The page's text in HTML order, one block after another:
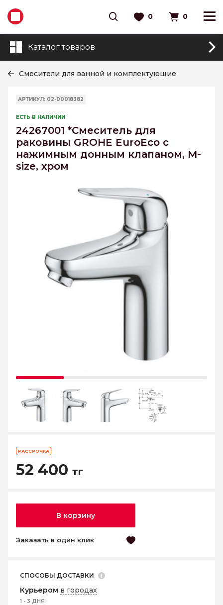
0 0
Каталог товаров
Смесители для ванной и комплектующие
АРТИКУЛ: 02-00018382
ЕСТЬ В НАЛИЧИИ
24267001 *Смеситель для
раковины GROHE EuroEco c
нажимным донным клапаном, M-
size, хром
РАССРОЧКА
52 400 тг
В корзину
Заказать в один клик
СПОСОБЫ ДОСТАВКИ
Курьером в городах
1 - 3 ДНЯ